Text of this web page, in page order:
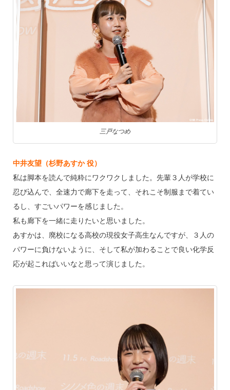
三戸なつめ
中井友望（杉野あすか 役）
私は脚本を読んで純粋にワクワクしました。先輩３人が学校に
忍び込んで、全速力で廊下を走って、それこそ制服まで着てい
るし、すごいパワーを感じました。
私も廊下を一緒に走りたいと思いました。
あすかは、廃校になる高校の現役女子高生なんですが、３人の
パワーに負けないように、そして私が加わることで良い化学反
応が起こればいいなと思って演じました。